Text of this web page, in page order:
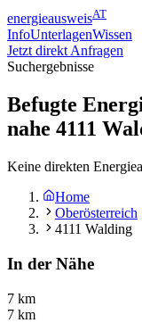
energieausweisAT
InfoUnterlagenWissen
Jetzt direkt Anfragen
Suchergebnisse
Befugte
nahe 4111
Keine direkten
Home
Oberösterreich
4111 Walding
In der Nähe
7 km
7 km